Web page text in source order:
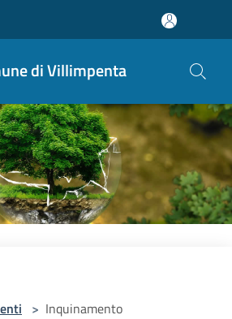
di Villimpenta
> Inquinamento